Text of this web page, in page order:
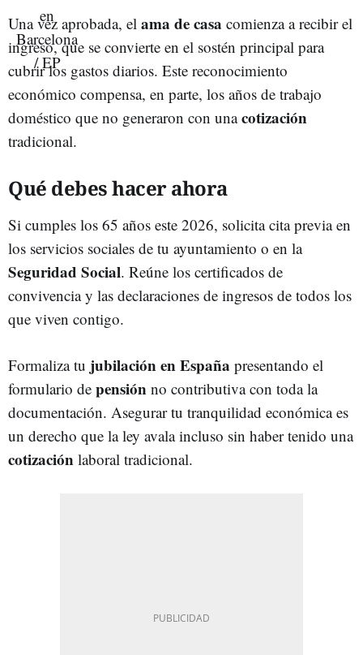
Una vez aprobada, el ama de casa comienza a recibir el
ingreso, que se convierte en el sostén principal para
cubrir los gastos diarios. Este reconocimiento
económico compensa, en parte, los años de trabajo
doméstico que no generaron con unacotización
tradicional.
Qué debes hacer ahora
Si cumples los 65 años este 2026, solicita cita previa en
los servicios sociales de tu ayuntamiento o en la
Seguridad Social. Reúne los certificados de
convivencia y las declaraciones de ingresos de todos los
que viven contigo.
Formaliza tu jubilación en España presentando el
formulario de pensión no contributiva con toda la
documentación. Asegurar tu tranquilidad económica es
un derecho que la ley avala incluso sin haber tenido una
cotización laboral tradicional.